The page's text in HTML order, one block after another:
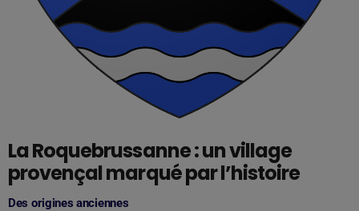
La Roquebrussanne : un village
provençal marqué par l’histoire
Des origines anciennes